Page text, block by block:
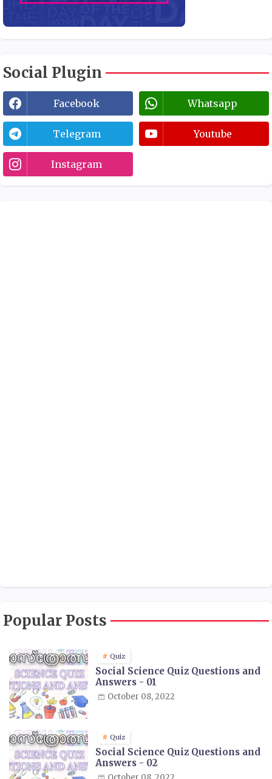
Social Plugin
Facebook Whatsapp
Telegram Youtube
Instagram
Popular Posts
Quiz
Social Science Quiz Questions and
Answers - 01
October 08, 2022
Quiz
Social Science Quiz Questions and
Answers - 02